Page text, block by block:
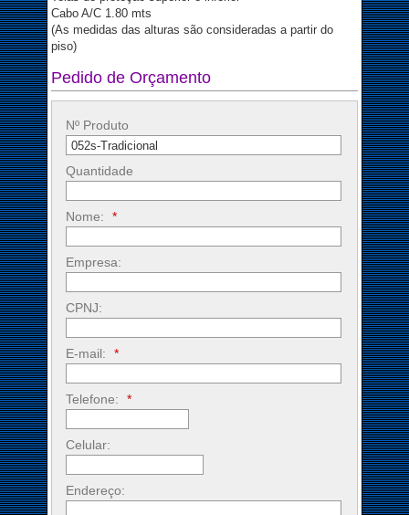
Cabo A/C 1.80 mts
(As medidas das alturas são consideradas a partir do
piso)
Pedido de Orçamento
Nº Produto
Quantidade
Nome: *
Empresa:
CPNJ:
E-mail: *
Telefone: *
Celular:
Endereço: